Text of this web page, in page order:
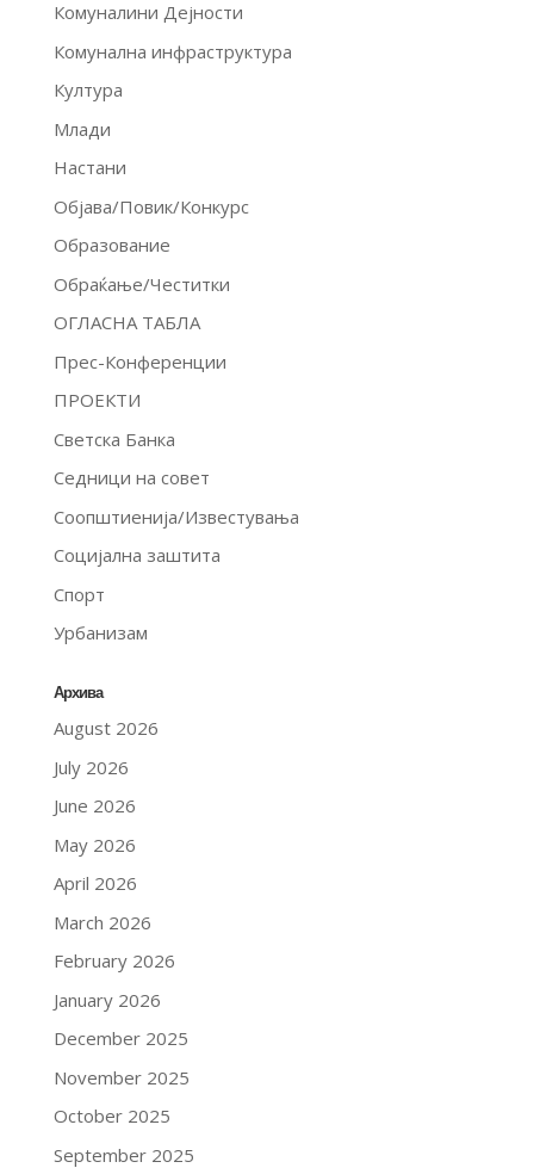
Комуналини Дејности
Комунална инфраструктура
Култура
Млади
Настани
Објава/Повик/Конкурс
Образование
Обраќање/Честитки
ОГЛАСНА ТАБЛА
Прес-Конференции
ПРОЕКТИ
Светска Банка
Седници на совет
Соопштиенија/Известувања
Социјална заштита
Спорт
Урбанизам
Архива
August 2026
July 2026
June 2026
May 2026
April 2026
March 2026
February 2026
January 2026
December 2025
November 2025
October 2025
September 2025